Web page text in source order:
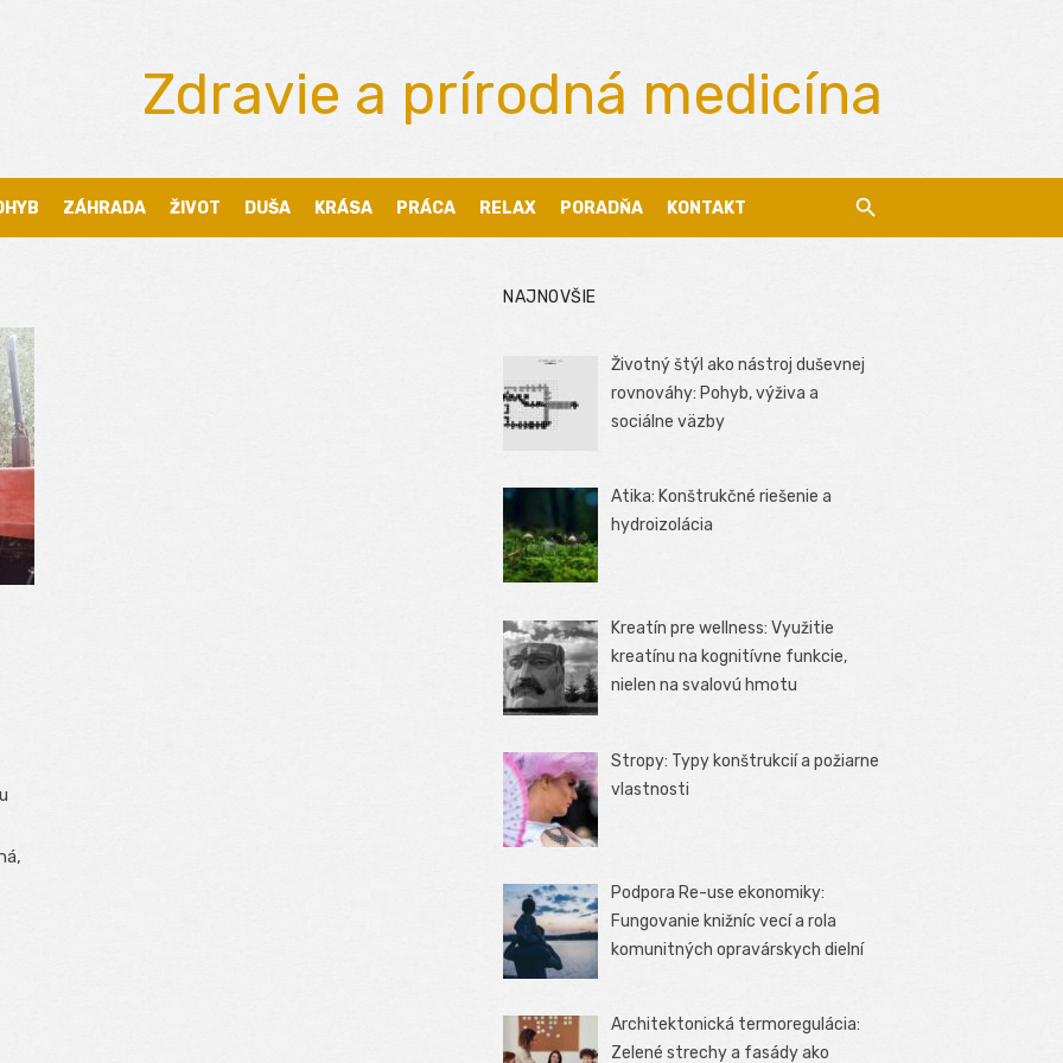
Zdravie a prírodná medicína
ZÁHRADA ŽIVOT DUŠA KRÁSA PRÁCA RELAX PORADŇA KONTAKT
NAJNOVŠIE
Životný štýl ako nástroj duševnej
rovnováhy: Pohyb, výživa a
sociálne väzby
Atika: Konštrukčné riešenie a
hydroizolácia
Kreatín pre wellness: Využitie
kreatínu na kognitívne funkcie,
nielen na svalovú hmotu
Stropy: Typy konštrukcií a požiarne
vlastnosti
Podpora Re-use ekonomiky:
Fungovanie knižníc vecí a rola
komunitných opravárskych dielní
Architektonická termoregulácia:
Zelené strechy a fasády ako